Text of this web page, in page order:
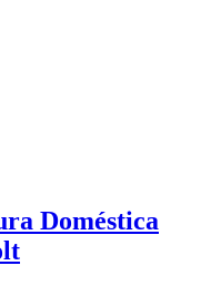
Doméstica